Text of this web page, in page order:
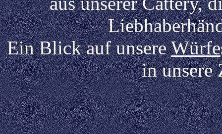
Ein Blick auf unsereWürfe
in unsere